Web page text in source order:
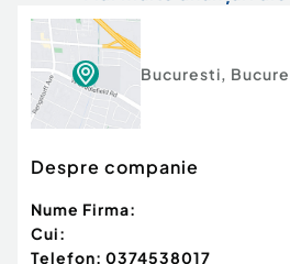
Bucuresti,
Despre companie
Nume Firma:
Cui:
Telefon: 0374538017